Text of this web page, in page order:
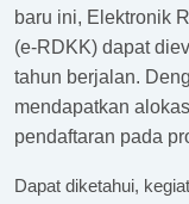
baru ini, Elektronik
(e-RDKK) dapat
tahun berjalan.
mendapatkan
pendaftaran pada
Dapat diketahui,